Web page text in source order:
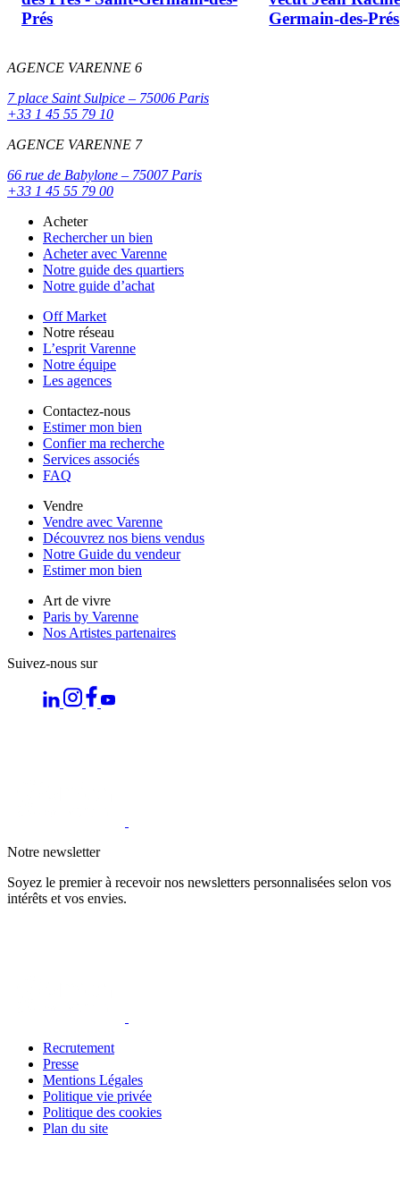
Prés
Germain-des-Prés
AGENCE VARENNE 6
7 place Saint Sulpice – 75006 Paris
+33 1 45 55 79 10
AGENCE VARENNE 7
66 rue de Babylone – 75007 Paris
+33 1 45 55 79 00
Acheter
Rechercher un bien
Acheter avec Varenne
Notre guide des quartiers
Notre guide d’achat
Off Market
Notre réseau
L’esprit Varenne
Notre équipe
Les agences
Contactez-nous
Estimer mon bien
Confier ma recherche
Services associés
FAQ
Vendre
Vendre avec Varenne
Découvrez nos biens vendus
Notre Guide du vendeur
Estimer mon bien
Art de vivre
Paris by Varenne
Nos Artistes partenaires
Suivez-nous sur
Notre newsletter
Soyez le premier à recevoir nos newsletters personnalisées selon vos
intérêts et vos envies.
Recrutement
Presse
Mentions Légales
Politique vie privée
Politique des cookies
Plan du site